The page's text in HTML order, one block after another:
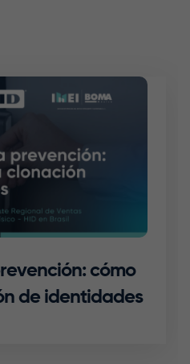
cómo
de identidades